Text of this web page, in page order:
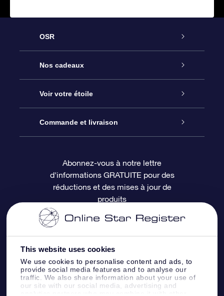
This website uses cookies
We use cookies to personalise content and ads, to
provide social media features and to analyse our
traffic. We also share information about your use of
our site with our social media, advertising and
OSR
Service
À propos de l’OSR
Nous contacter
Questions fréquemment posées
Revues
Nos cadeaux
Cadeau d’étoile en ligne
Coffret cadeau OSR
Carte cadeau OSR
Voir votre étoile
Registre des étoiles
Page d’accueil personnalisée
Appli Voler vers les étoiles
Commande et livraison
Informations de paiement
Informations d’expédition
Politique de retour
Constellations
Abonnez-vous à notre lettre
d'informations GRATUITE pour des
réductions et des mises à jour de
produits